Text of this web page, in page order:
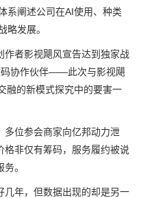
阐述公司在AI使用、种类
略发展。
者影视飓风宣告达到独家战
码协作伙伴——此次与影视飓
融的新模式探究中的要害一
位参会商家向亿邦动力泄
非仅有筹码，服务履约被说
。
年，但数据出现的却是另一